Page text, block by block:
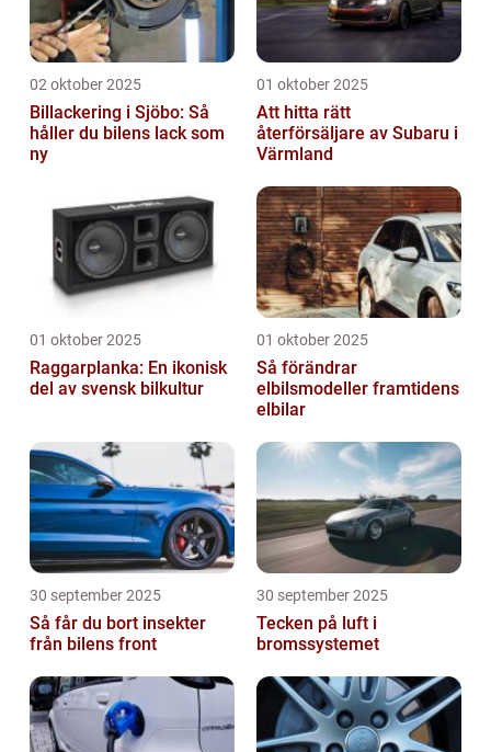
02 oktober 2025
Billackering i Sjöbo: Så
håller du bilens lack som
ny
01 oktober 2025
Att hitta rätt
återförsäljare av Subaru i
Värmland
01 oktober 2025
Raggarplanka: En ikonisk
del av svensk bilkultur
01 oktober 2025
Så förändrar
elbilsmodeller framtidens
elbilar
30 september 2025
Så får du bort insekter
från bilens front
30 september 2025
Tecken på luft i
bromssystemet